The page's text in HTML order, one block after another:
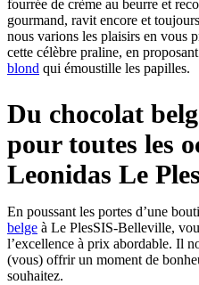
fourrée de crème au beurre et
gourmand, ravit encore et
nous varions les plaisirs en vous
cette célèbre praline, en
blond qui émoustille les papilles.
Du chocolat
pour toutes les
Leonidas Le
En poussant les portes d’une
belge à Le PlesSIS-Belleville,
l’excellence à prix abordable. Il
(vous) offrir un moment de
souhaitez.